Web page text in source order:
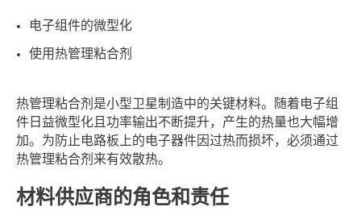
电子组件的微型化
使用热管理粘合剂
热管理粘合剂是小型卫星制造中的关键材料。随着电子组
件日益微型化且功率输出不断提升，产生的热量也大幅增
加。为防止电路板上的电子器件因过热而损坏，必须通过
热管理粘合剂来有效散热。
材料供应商的角色和责任